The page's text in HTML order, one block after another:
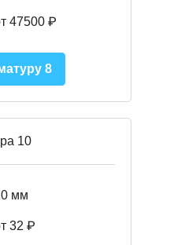
47500 ₽
8
10
мм
32 ₽